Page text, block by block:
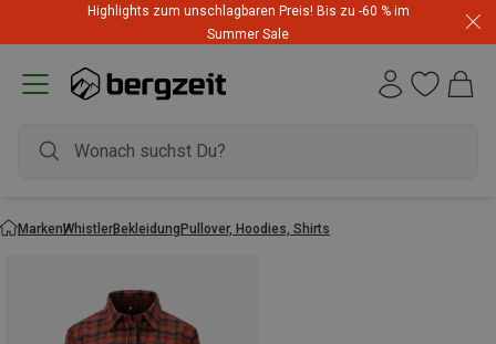
Highlights zum unschlagbaren Preis! Bis zu -60 % im
Summer Sale
MarkenWhistlerBekleidungPullover, Hoodies, Shirts